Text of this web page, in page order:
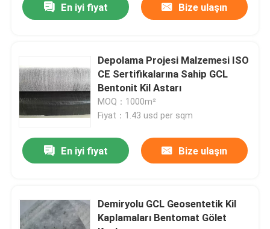
En iyi fiyat Bize ulaşın
Depolama Projesi Malzemesi ISO
CE Sertifikalarına Sahip GCL
Bentonit Kil Astarı
MOQ：1000m²
Fiyat：1.43 usd per sqm
En iyi fiyat Bize ulaşın
Demiryolu GCL Geosentetik Kil
Kaplamaları Bentomat Gölet